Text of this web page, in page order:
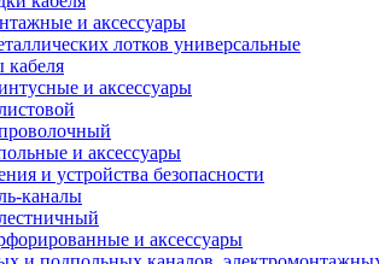
и аксессуары
лотков универсальные
кабеля
и аксессуары
и аксессуары
и устройства безопасности
каналы
и аксессуары